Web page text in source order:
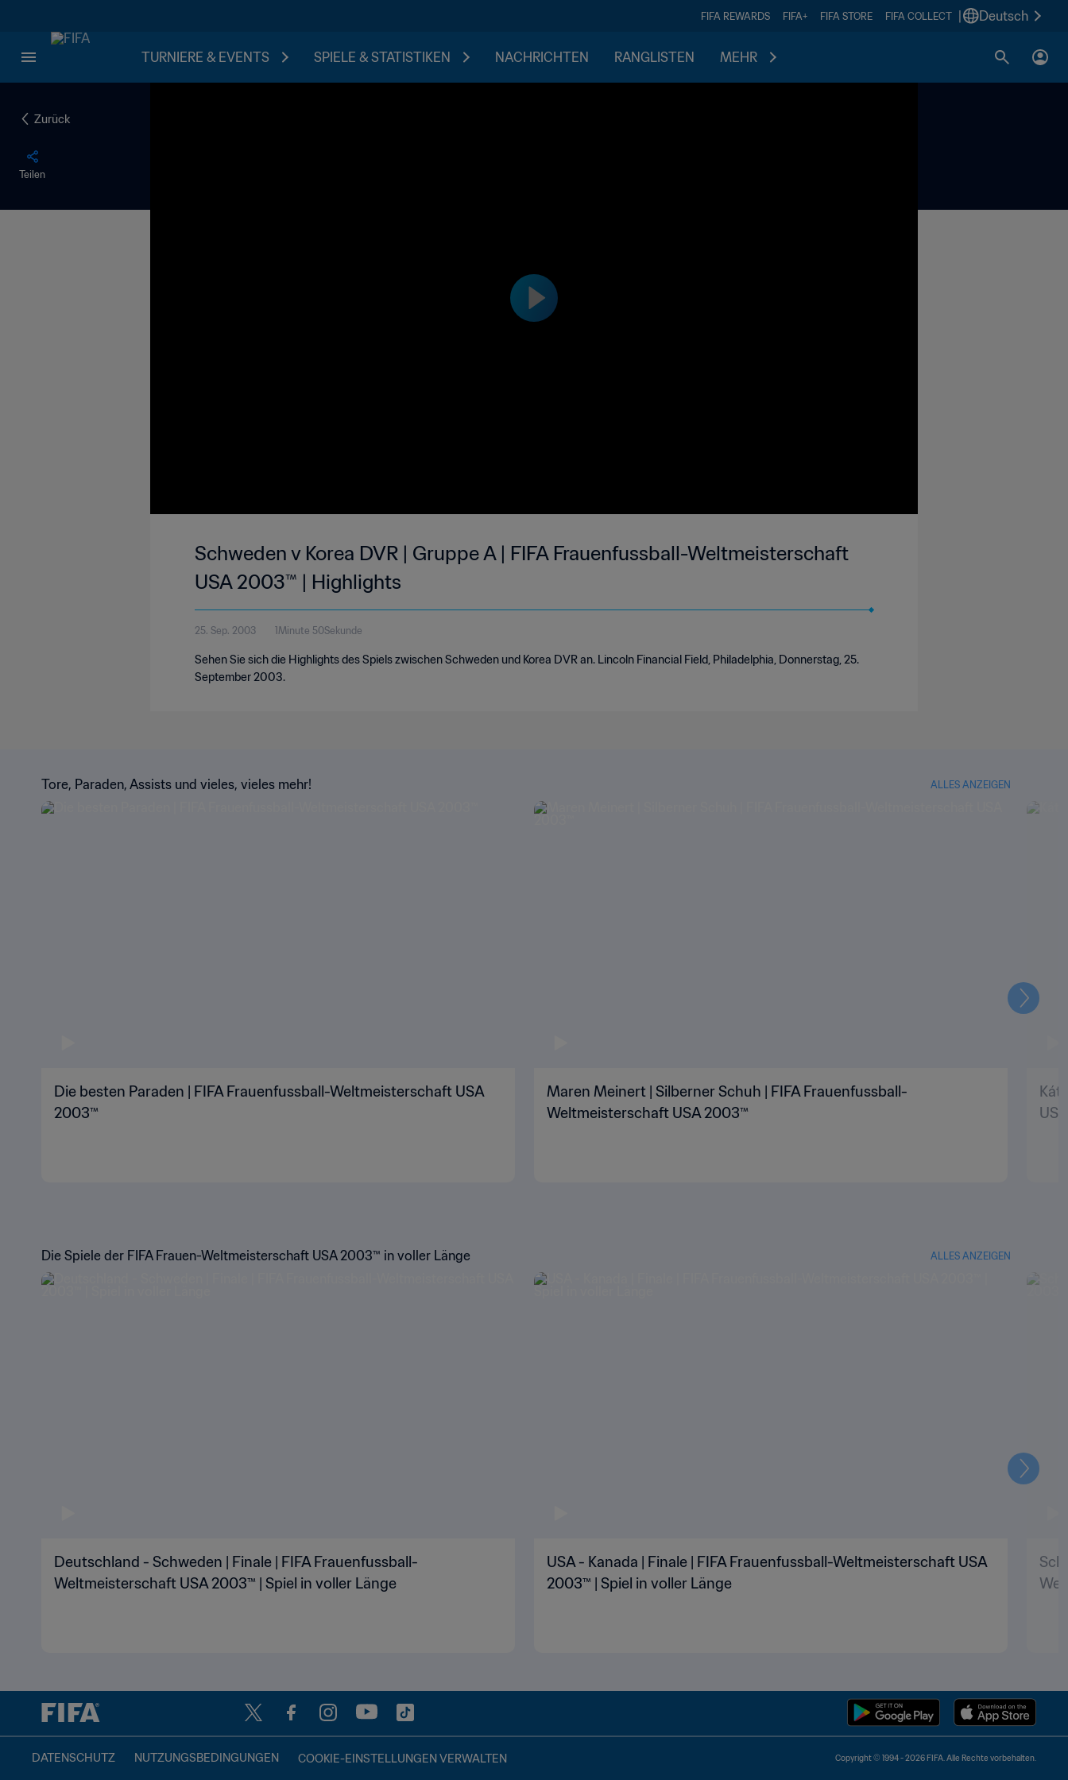
FIFA REWARDS FIFA+ FIFA STORE FIFA COLLECT Deutsch
TURNIERE & EVENTS SPIELE & STATISTIKEN NACHRICHTEN RANGLISTEN MEHR
Zurück
Teilen
Schweden v Korea DVR | Gruppe A | FIFA Frauenfussball-Weltmeisterschaft
USA 2003™ | Highlights
25. Sep. 2003 1Minute 50Sekunde
Sehen Sie sich die Highlights des Spiels zwischen Schweden und Korea DVR an. Lincoln Financial Field, Philadelphia, Donnerstag, 25.
September 2003.
Tore, Paraden, Assists und vieles, vieles mehr! ALLES ANZEIGEN
Die besten Paraden | FIFA Frauenfussball-Weltmeisterschaft USA
2003™
Maren Meinert | Silberner Schuh | FIFA Frauenfussball-
Weltmeisterschaft USA 2003™
Weiter
Die Spiele der FIFA Frauen-Weltmeisterschaft USA 2003™ in voller Länge ALLES ANZEIGEN
Deutschland - Schweden | Finale | FIFA Frauenfussball-
Weltmeisterschaft USA 2003™ | Spiel in voller Länge
USA - Kanada | Finale | FIFA Frauenfussball-Weltmeisterschaft USA
2003™ | Spiel in voller Länge
Weiter
DATENSCHUTZ NUTZUNGSBEDINGUNGEN COOKIE-EINSTELLUNGEN VERWALTEN Copyright © 1994 - 2026 FIFA. Alle Rechte vorbehalten.